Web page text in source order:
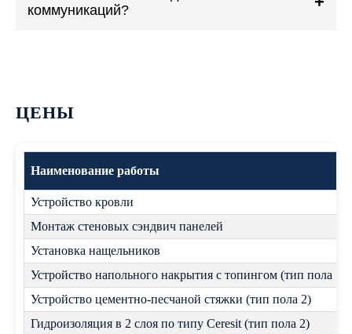
строительство занимает сравнительно короткие сроки
- от нескольких недель до 2–3 месяцев в зависимости
коммуникаций?
готовый к работе объект.
ЦЕНЫ
Наименование работы
Устройство кровли
Монтаж стеновых сэндвич панелей
Установка нащельников
Устройство напольного накрытия с топингом (тип пола 1)
Устройство цементно-песчаной стяжки (тип пола 2)
Гидроизоляция в 2 слоя по типу Ceresit (тип пола 2)